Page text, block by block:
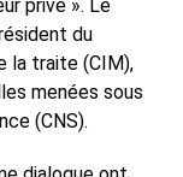
privé ». Le
du
la traite (CIM),
menées sous
(CNS).